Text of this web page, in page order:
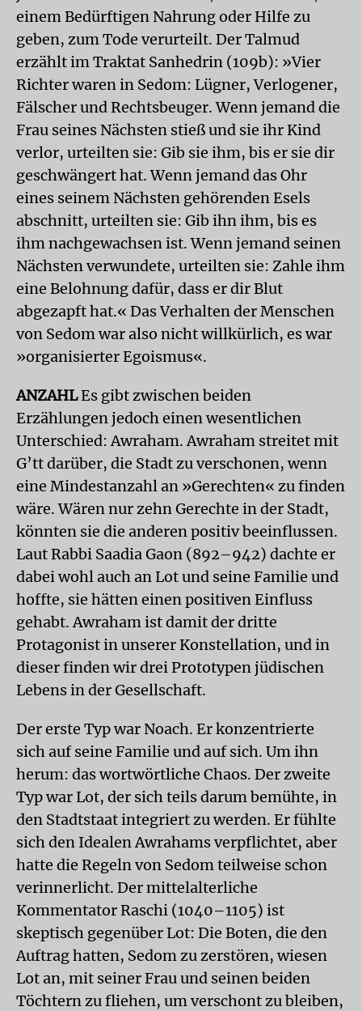
einem Bedürftigen Nahrung oder Hilfe zu
geben, zum Tode verurteilt. Der Talmud
erzählt im Traktat Sanhedrin (109b): »Vier
Richter waren in Sedom: Lügner, Verlogener,
Fälscher und Rechtsbeuger. Wenn jemand die
Frau seines Nächsten stieß und sie ihr Kind
verlor, urteilten sie: Gib sie ihm, bis er sie dir
geschwängert hat. Wenn jemand das Ohr
eines seinem Nächsten gehörenden Esels
abschnitt, urteilten sie: Gib ihn ihm, bis es
ihm nachgewachsen ist. Wenn jemand seinen
Nächsten verwundete, urteilten sie: Zahle ihm
eine Belohnung dafür, dass er dir Blut
abgezapft hat.« Das Verhalten der Menschen
von Sedom war also nicht willkürlich, es war
»organisierter Egoismus«.
ANZAHLEs gibt zwischen beiden
Erzählungen jedoch einen wesentlichen
Unterschied: Awraham. Awraham streitet mit
G’tt darüber, die Stadt zu verschonen, wenn
eine Mindestanzahl an »Gerechten« zu finden
wäre. Wären nur zehn Gerechte in der Stadt,
könnten sie die anderen positiv beeinflussen.
Laut Rabbi Saadia Gaon (892–942) dachte er
dabei wohl auch an Lot und seine Familie und
hoffte, sie hätten einen positiven Einfluss
gehabt. Awraham ist damit der dritte
Protagonist in unserer Konstellation, und in
dieser finden wir drei Prototypen jüdischen
Lebens in der Gesellschaft.
Der erste Typ war Noach. Er konzentrierte
sich auf seine Familie und auf sich. Um ihn
herum: das wortwörtliche Chaos. Der zweite
Typ war Lot, der sich teils darum bemühte, in
den Stadtstaat integriert zu werden. Er fühlte
sich den Idealen Awrahams verpflichtet, aber
hatte die Regeln von Sedom teilweise schon
verinnerlicht. Der mittelalterliche
Kommentator Raschi (1040–1105) ist
skeptisch gegenüber Lot: Die Boten, die den
Auftrag hatten, Sedom zu zerstören, wiesen
Lot an, mit seiner Frau und seinen beiden
Töchtern zu fliehen, um verschont zu bleiben,